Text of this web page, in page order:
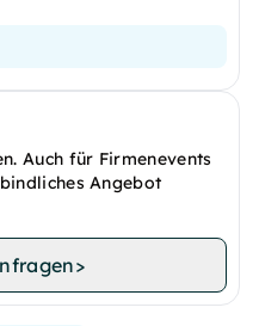
Auch für Firmenevents
Angebot
>